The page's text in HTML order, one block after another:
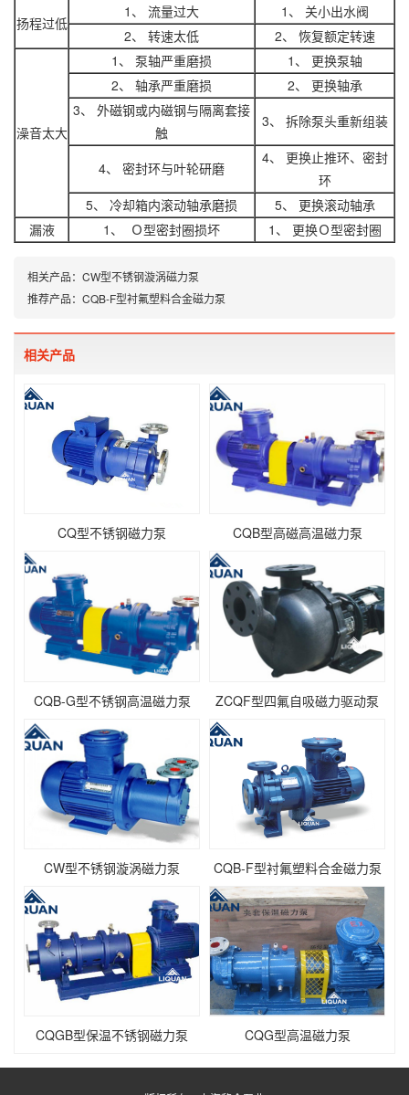
扬程过低
1、 流量过大
1、 关小出水阀
2、 转速太低
2、 恢复额定转速
澡音太大
1、 泵轴严重磨损
1、 更换泵轴
2、 轴承严重磨损
2、 更换轴承
3、 外磁钢或内磁钢与隔离套接
触
3、 拆除泵头重新组装
4、 密封环与叶轮研磨
4、 更换止推环、密封
环
5、 冷却箱内滚动轴承磨损
5、 更换滚动轴承
漏液
1、 Ｏ型密封圈损坏 1、 更换Ｏ型密封圈
相关产品： CW型不锈钢漩涡磁力泵
推荐产品： CQB-F型衬氟塑料合金磁力泵
相关产品
CQ型不锈钢磁力泵 CQB型高磁高温磁力泵
CQB-G型不锈钢高温磁力泵 ZCQF型四氟自吸磁力驱动泵
CW型不锈钢漩涡磁力泵 CQB-F型衬氟塑料合金磁力泵
CQGB型保温不锈钢磁力泵 CQG型高温磁力泵